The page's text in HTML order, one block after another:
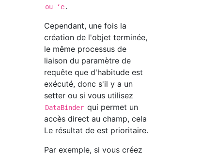
ou ʻe.
Cependant, une fois la
création de l'objet terminée,
le même processus de
liaison du paramètre de
requête que d'habitude est
exécuté, donc s'il y a un
setter ou si vous utilisez
DataBinder qui permet un
accès direct au champ, cela
Le résultat de est prioritaire.
Par exemple, si vous créez